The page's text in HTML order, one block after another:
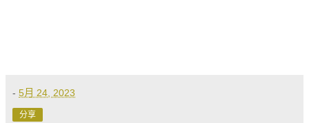
- 5月 24, 2023
分享